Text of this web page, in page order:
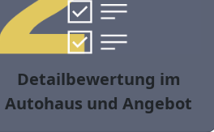
Detailbewertung im
Autohaus und Angebot